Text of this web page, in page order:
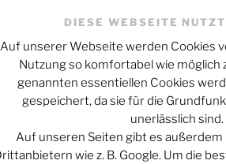
quadruviumclub.bsky.social
DIESE WEBSEITE
Auf unserer Webseite werden Cookies
Nutzung so komfortabel wie möglich
genannten essentiellen Cookies
gespeichert, da sie für die
unerlässlich sind.
Auf unseren Seiten gibt es außerdem
wie z. B. Google. Um die